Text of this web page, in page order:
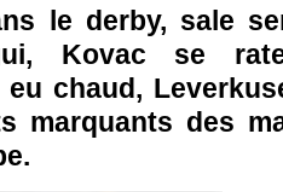
le derby, sale
Kovac se
chaud,
marquants des